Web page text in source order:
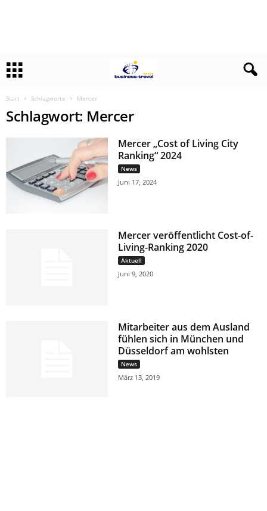
Start Schlagworte Mercer
Schlagwort: Mercer
Mercer „Cost of Living City
Ranking“ 2024
News
Juni 17, 2024
Mercer veröffentlicht Cost-of-
Living-Ranking 2020
Aktuell
Juni 9, 2020
Mitarbeiter aus dem Ausland
fühlen sich in München und
Düsseldorf am wohlsten
News
März 13, 2019